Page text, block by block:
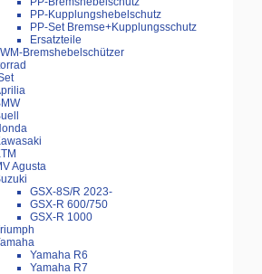
PP-Kupplungshebelschutz
PP-Set Bremse+Kupplungsschutz
Ersatzteile
Bremshebelschützer
Agusta
GSX-8S/R 2023-
GSX-R 600/750
GSX-R 1000
Yamaha R6
Yamaha R7